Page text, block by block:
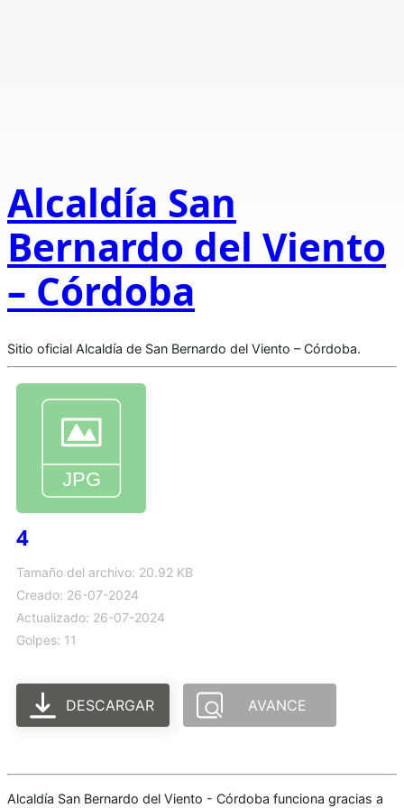
Alcaldía San
Bernardo del Viento
– Córdoba
Sitio oficial Alcaldía de San Bernardo del Viento – Córdoba.
4
Tamaño del archivo: 20.92 KB
Creado: 26-07-2024
Actualizado: 26-07-2024
Golpes: 11
DESCARGAR AVANCE
Alcaldía San Bernardo del Viento - Córdoba funciona gracias a